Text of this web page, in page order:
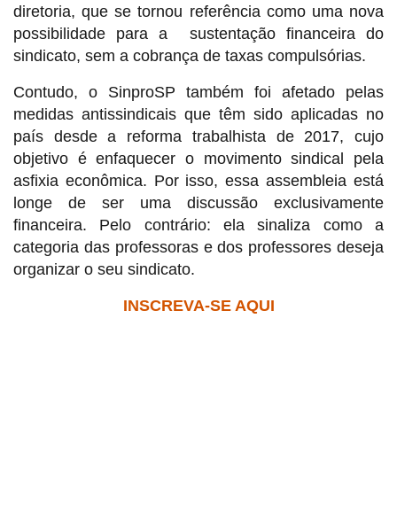
diretoria, que se tornou referência como uma nova
possibilidade para a sustentação financeira do
sindicato, sem a cobrança de taxas compulsórias.
Contudo, o SinproSP também foi afetado pelas
medidas antissindicais que têm sido aplicadas no
país desde a reforma trabalhista de 2017, cujo
objetivo é enfaquecer o movimento sindical pela
asfixia econômica. Por isso, essa assembleia está
longe de ser uma discussão exclusivamente
financeira. Pelo contrário: ela sinaliza como a
categoria das professoras e dos professores deseja
organizar o seu sindicato.
INSCREVA-SE AQUI